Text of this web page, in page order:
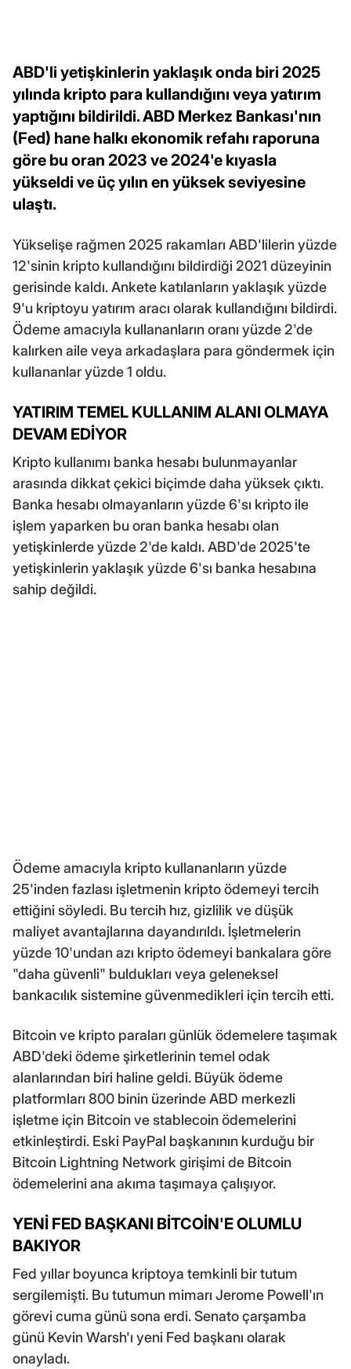
ABD'li yetişkinlerin yaklaşık onda biri 2025
yılında kripto para kullandığını veya yatırım
yaptığını bildirildi. ABD Merkez Bankası'nın
(Fed) hane halkı ekonomik refahı raporuna
göre bu oran 2023 ve 2024'e kıyasla
yükseldi ve üç yılın en yüksek seviyesine
ulaştı.
Yükselişe rağmen 2025 rakamları ABD'lilerin yüzde
12'sinin kripto kullandığını bildirdiği 2021 düzeyinin
gerisinde kaldı. Ankete katılanların yaklaşık yüzde
9'u kriptoyu yatırım aracı olarak kullandığını bildirdi.
Ödeme amacıyla kullananların oranı yüzde 2'de
kalırken aile veya arkadaşlara para göndermek için
kullananlar yüzde 1 oldu.
YATIRIM TEMEL KULLANIM ALANI OLMAYA
DEVAM EDİYOR
Kripto kullanımı banka hesabı bulunmayanlar
arasında dikkat çekici biçimde daha yüksek çıktı.
Banka hesabı olmayanların yüzde 6'sı kripto ile
işlem yaparken bu oran banka hesabı olan
yetişkinlerde yüzde 2'de kaldı. ABD'de 2025'te
yetişkinlerin yaklaşık yüzde 6'sı banka hesabına
sahip değildi.
Ödeme amacıyla kripto kullananların yüzde
25'inden fazlası işletmenin kripto ödemeyi tercih
ettiğini söyledi. Bu tercih hız, gizlilik ve düşük
maliyet avantajlarına dayandırıldı. İşletmelerin
yüzde 10'undan azı kripto ödemeyi bankalara göre
"daha güvenli" buldukları veya geleneksel
bankacılık sistemine güvenmedikleri için tercih etti.
Bitcoin ve kripto paraları günlük ödemelere taşımak
ABD'deki ödeme şirketlerinin temel odak
alanlarından biri haline geldi. Büyük ödeme
platformları 800 binin üzerinde ABD merkezli
işletme için Bitcoin ve stablecoin ödemelerini
etkinleştirdi. Eski PayPal başkanının kurduğu bir
Bitcoin Lightning Network girişimi de Bitcoin
ödemelerini ana akıma taşımaya çalışıyor.
YENİ FED BAŞKANI BİTCOİN'E OLUMLU
BAKIYOR
Fed yıllar boyunca kriptoya temkinli bir tutum
sergilemişti. Bu tutumun mimarı Jerome Powell'ın
görevi cuma günü sona erdi. Senato çarşamba
günü Kevin Warsh'ı yeni Fed başkanı olarak
onayladı.